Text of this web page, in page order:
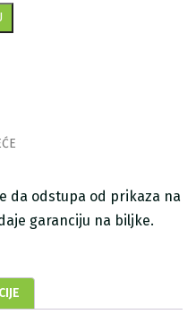
da odstupa od prikaza na
garanciju na biljke.